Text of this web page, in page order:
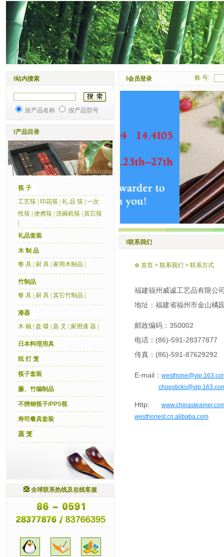
‖站内搜索
按产品名称 按产品型号
‖产品目录
筷 子
工艺筷 印花筷 礼 品 筷 一次
性筷 便携筷 洗碗机筷 其它筷
礼品套装
木 制 品
餐 具
厨 具 家用木制品
竹制品
餐 具
厨 具 其它竹制品
漆器
木 碗 盘 碟 匙 叉 家用漆 器
日本料理用具
纸 灯 笼
筷子套装
藤、竹编制品
不绣钢筷子/PPS筷
寿司餐具套装
蒸 笼
全球联系热线及在线客服
‖会员登录 账 号:
‖联系我们
⊕ 首页 > 联系我们 > 联系方式
福建福州威诚工艺品有限公
地址：福建省福州市金山橘
邮政编码：350002
电话：(86)-591-
传真：(86)-591-87629292
E-mail：
Http:
westhonest.cn.alibaba.com